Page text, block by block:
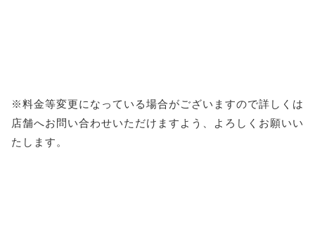
※料金等変更になっている場合がございますので詳しくは
店舗へお問い合わせいただけますよう、よろしくお願いい
たします。